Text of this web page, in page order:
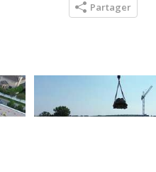
Partager